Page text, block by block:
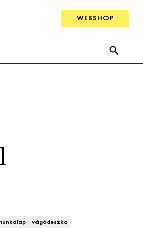
WEBSHOP
vágódeszka